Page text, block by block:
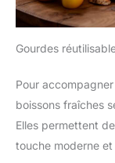
Gourdes
Pour
boissons fraîches
Elles permettent
touche moderne